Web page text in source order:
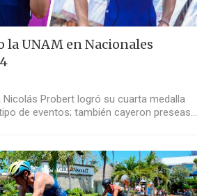
la UNAM en Nacionales
Nicolás Probert logró su cuarta medalla
de eventos; también cayeron preseas…